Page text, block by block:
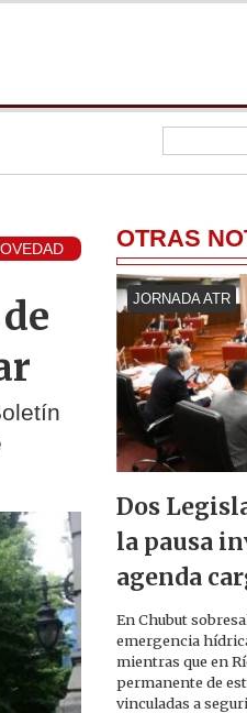
OTRAS
JORNADA ATR
Dos
la pausa
agenda
En Chubut
emergencia
mientras que en
permanente de
vinculadas a